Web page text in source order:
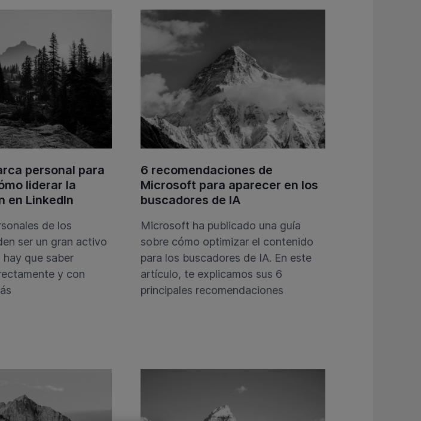
personal para
liderar la
en LinkedIn
de los
ser un gran activo
hay que saber
y con
6 recomendaciones de
Microsoft para aparecer en los
buscadores de IA
Microsoft ha publicado una guía
sobre cómo optimizar el contenido
para los buscadores de IA. En este
artículo, te explicamos sus 6
principales recomendaciones